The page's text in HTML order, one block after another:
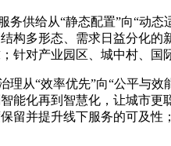
务供给从“静态配置”向“动
构多形态、需求日益分化的
针对产业园区、城中村、国
理从“效率优先”向“公平与
能化再到智慧化，让城市
留并提升线下服务的可及性